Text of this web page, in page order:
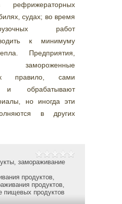
рефрижераторных
судах; во время
работ
к минимуму
Предприятия,
замороженные
правило, сами
и обрабатывают
но иногда эти
в других
замораживание
продуктов,
продуктов,
пищевых продуктов